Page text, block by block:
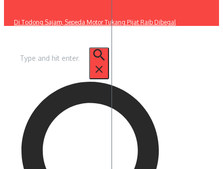
Di Todong Sajam, Sepeda Motor Tukang Pijat Raib Dibegal
untuk: